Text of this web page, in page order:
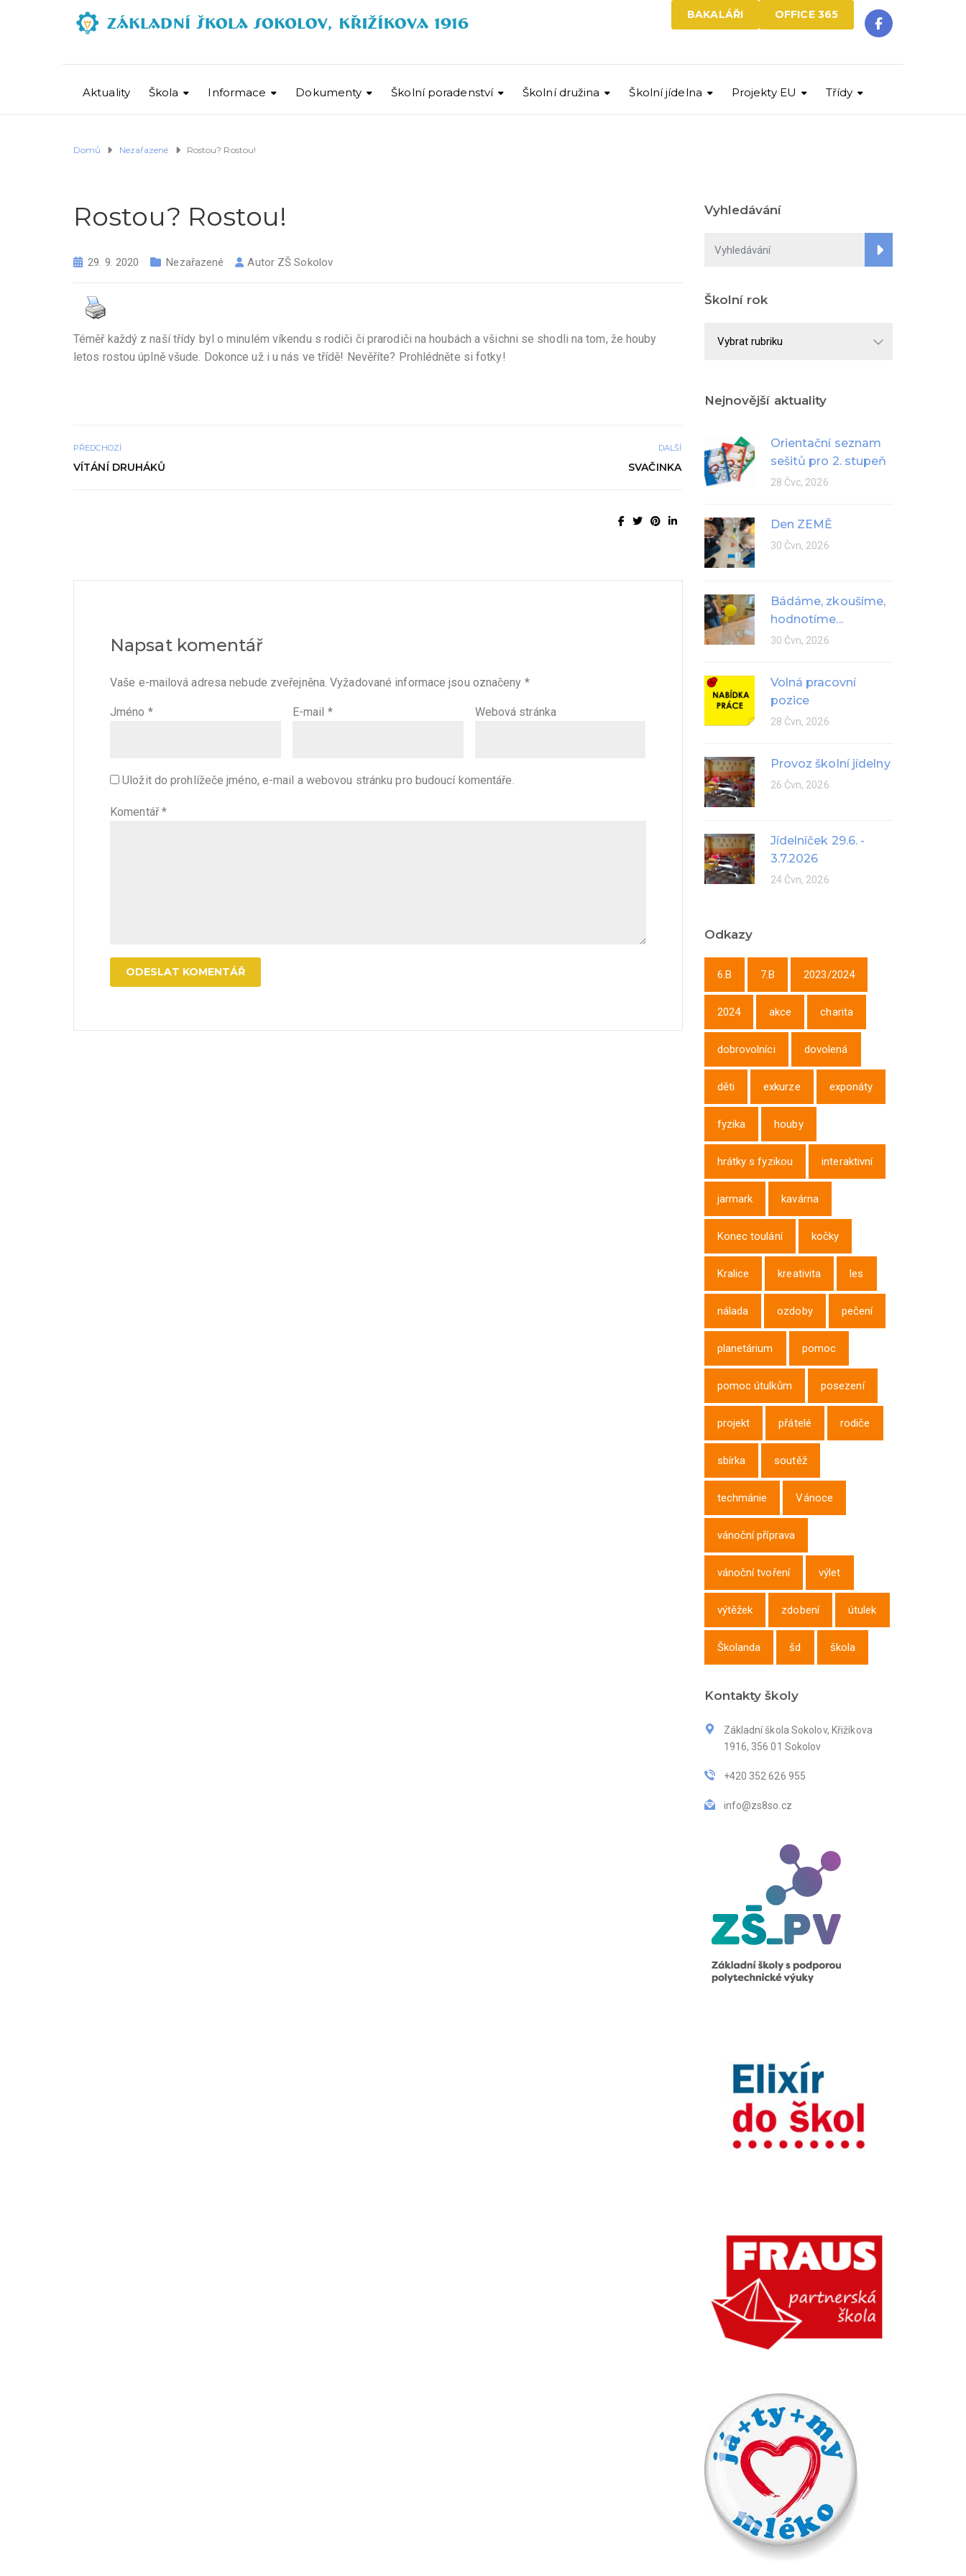
OFFICE 365
BAKALÁŘI
Aktuality Škola Informace Dokumenty Školní poradenství Školní družina Školní jídelna Projekty EU Třídy
Domů Nezařazené Rostou? Rostou!
Rostou? Rostou!
29. 9. 2020 Nezařazené Autor ZŠ Sokolov
Téměř každý z naší třídy byl o minulém víkendu s rodiči či prarodiči na houbách a všichni se shodli na tom, že houby
letos rostou úplně všude. Dokonce už i u nás ve třídě! Nevěříte? Prohlédněte si fotky!
PŘEDCHOZÍ
VÍTÁNÍ DRUHÁKŮ
DALŠÍ
SVAČINKA
Napsat komentář
Vaše e-mailová adresa nebude zveřejněna. Vyžadované informace jsou označeny *
Jméno * E-mail * Webová stránka
Uložit do prohlížeče jméno, e-mail a webovou stránku pro budoucí komentáře.
Komentář*
Vyhledávání
Školní rok
Nejnovější aktuality
Orientační seznam
sešitů pro 2. stupeň
28 Čvc, 2026
Den ZEMĚ
30 Čvn, 2026
Bádáme, zkoušíme,
hodnotíme...
30 Čvn, 2026
Volná pracovní
pozice
28 Čvn, 2026
Provoz školní jídelny
26 Čvn, 2026
Jídelníček 29.6. -
3.7.2026
24 Čvn, 2026
Odkazy
6.B 7.B 2023/2024
2024 akce charita
dobrovolníci dovolená
děti exkurze exponáty
fyzika houby
hrátky s fyzikou interaktivní
jarmark kavárna
Konec toulání kočky
Kralice kreativita les
nálada ozdoby pečení
planetárium pomoc
pomoc útulkům posezení
projekt přátelé rodiče
sbírka soutěž
techmánie Vánoce
vánoční příprava
vánoční tvoření výlet
výtěžek zdobení útulek
Školanda šd škola
Kontakty školy
Základní škola Sokolov, Křižíkova
1916, 356 01 Sokolov
+420 352 626 955
info@zs8so.cz